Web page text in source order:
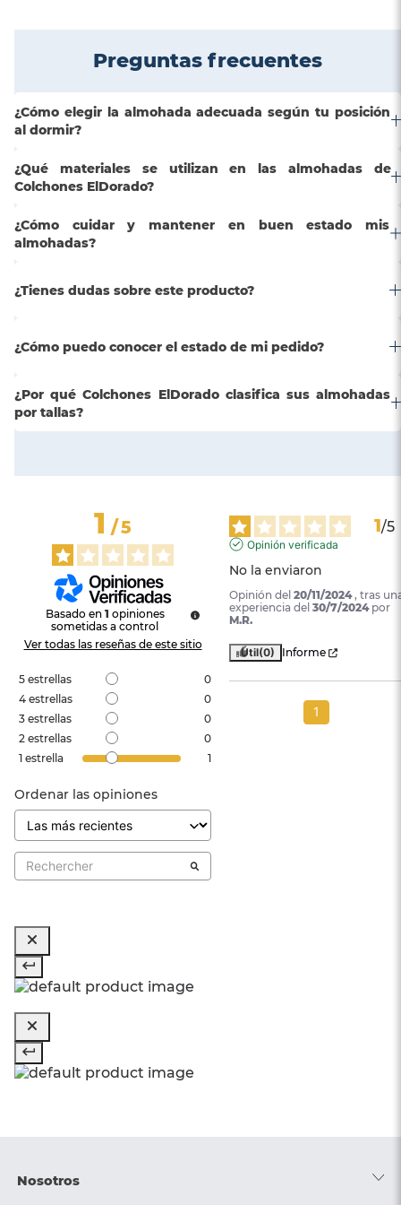
Preguntas frecuentes
¿Cómo elegir la almohada adecuada según tu posición
al dormir?
¿Qué materiales se utilizan en las almohadas de
Colchones ElDorado?
¿Cómo cuidar y mantener en buen estado mis
almohadas?
¿Tienes dudas sobre este producto?
¿Cómo puedo conocer el estado de mi pedido?
¿Por qué Colchones ElDorado clasifica sus almohadas
por tallas?
1/5
Basado en 1 opiniones
sometidas a control
Ver todas las reseñas de este sitio
5 estrellas
0
4 estrellas
0
3 estrellas
0
2 estrellas
0
1 estrella 1
Ordenar las opiniones
1/5
Opinión verificada
No la enviaron
Opinión del 20/11/2024 , tras
experiencia del 30/7/2024 por
M.R.
Útil(0) Informe
1
Nosotros